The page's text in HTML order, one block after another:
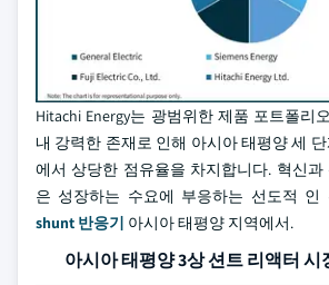
Hitachi Energy는 광범위한 제품 포트폴리
내 강력한 존재로 인해 아시아 태평양 세
에서 상당한 점유율을 차지합니다. 혁신과
은 성장하는 수요에 부응하는 선도적 인
shunt 반응기 아시아 태평양 지역에서.
아시아 태평양 3상 션트 리액터 시